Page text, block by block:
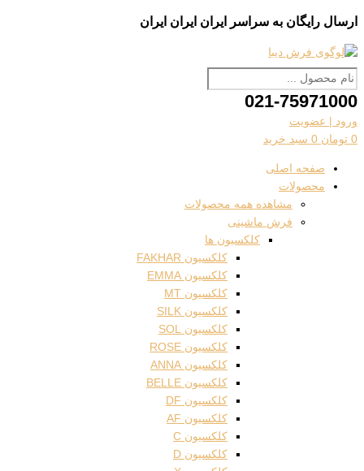
به
محتوا
ارسال رایگان به سراسر ایران ایران ایران
...
021-75971000
ورود | عضویت
0 تومان 0 سبد خرید
صفحه اصلی
محصولات
مشاهده همه محصولات
فرش ماشینی
کلکسیون ها
کلکسیون FAKHAR
کلکسیون EMMA
کلکسیون MT
کلکسیون SILK
کلکسیون SOL
کلکسیون ROSE
کلکسیون ANNA
کلکسیون BELLE
کلکسیون DF
کلکسیون AF
کلکسیون C
کلکسیون D
...